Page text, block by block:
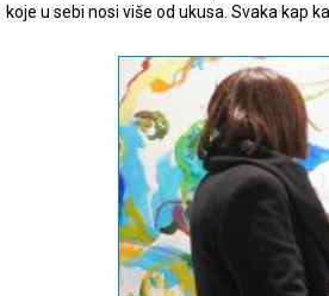
koje u sebi nosi više od ukusa. Svaka kap